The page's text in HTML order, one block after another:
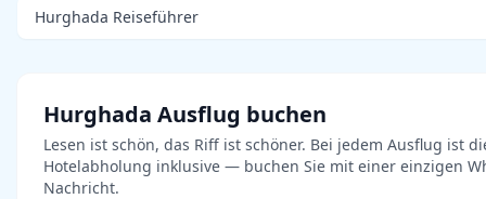
Hurghada Reiseführer
Hurghada Ausflug buchen
Lesen ist schön, das Riff ist schöner. Bei jedem Ausflug ist
Hotelabholung inklusive — buchen Sie mit einer einzigen
Nachricht.